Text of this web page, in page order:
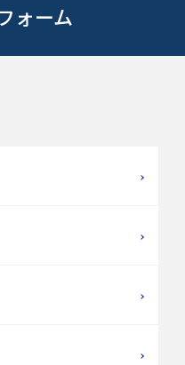
ォーム